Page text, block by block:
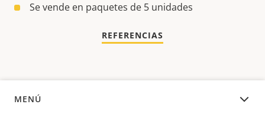
Se vende en paquetes de 5 unidades
REFERENCIAS
MENÚ
DESCRIPCIÓN